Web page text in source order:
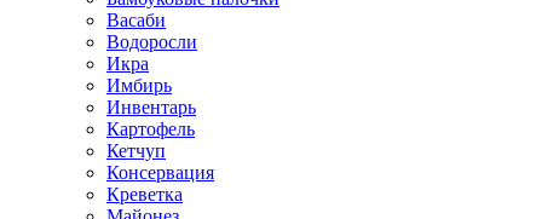
Васаби
Водоросли
Икра
Имбирь
Инвентарь
Картофель
Кетчуп
Консервация
Креветка